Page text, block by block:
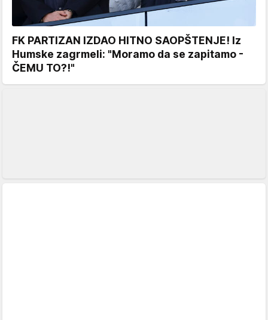
FK PARTIZAN IZDAO HITNO SAOPŠTENJE! Iz
Humske zagrmeli: "Moramo da se zapitamo -
ČEMU TO?!"